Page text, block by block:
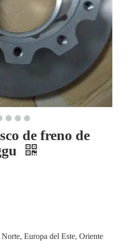
de freno de
Europa del Este, Oriente